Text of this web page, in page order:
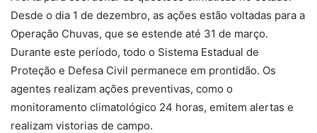
Desde o dia 1 de dezembro, as ações estão voltadas para a
Operação Chuvas, que se estende até 31 de março.
Durante este período, todo o Sistema Estadual de
Proteção e Defesa Civil permanece em prontidão. Os
agentes realizam ações preventivas, como o
monitoramento climatológico 24 horas, emitem alertas e
realizam vistorias de campo.